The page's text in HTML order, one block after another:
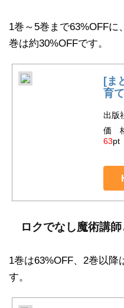
1巻～5巻まで63%OFFに
巻は約30%OFFです。
[ま
育
出版
価
63pt
ロクでなし魔術講
1巻は63%OFF、2巻以降
す。